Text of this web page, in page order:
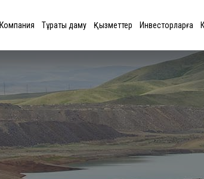
Компания Тұрақты даму Қызметтер Инвесторларға